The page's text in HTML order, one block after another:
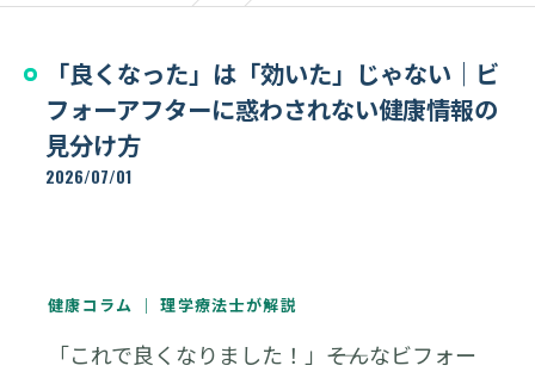
「良くなった」は「効いた」じゃない｜ビ
フォーアフターに惑わされない健康情報の
見分け方
2026/07/01
健康コラム ｜ 理学療法士が解説
「これで良くなりました！」――そんなビフォー